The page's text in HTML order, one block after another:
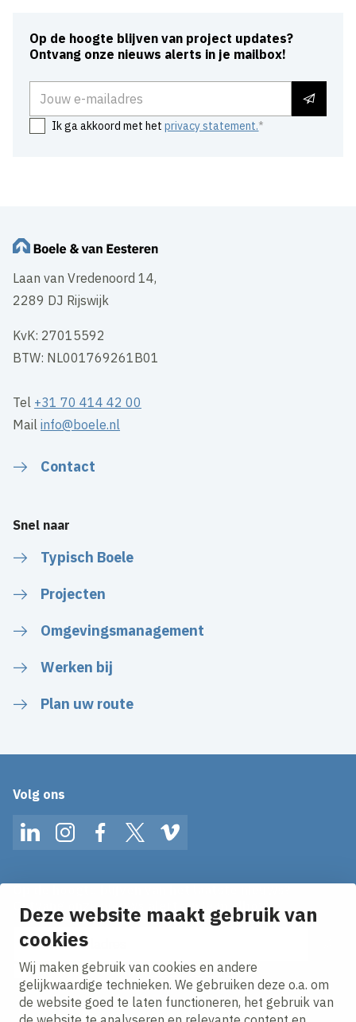
Deze website maakt gebruik van
cookies
Wij maken gebruik van cookies en andere
gelijkwaardige technieken. We gebruiken deze o.a. om
de website goed te laten functioneren, het gebruik van
Op de hoogte blijven van project updates?
Ontvang onze nieuws alerts in je mailbox!
Ik ga akkoord met hetprivacy statement.
Laan van Vredenoord 14,
2289 DJ Rijswijk
KvK: 27015592
BTW: NL001769261B01
Tel +31 70 414 42 00
Mailinfo@boele.nl
Contact
Snel naar
Typisch Boele
Projecten
Omgevingsmanagement
Werken bij
Plan uw route
Volg ons
LinkedInInstagramFacebookTwitterVimeo
Ontvang onze nieuws alerts in je mailbox!
E-mailadres
Ik ga akkoord met hetprivacy statement.